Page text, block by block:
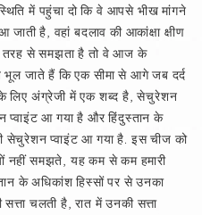
में पहुंचा दो कि वे आपसे भीख मांगने
है, वहां बदलाव की आकांक्षा क्षीण
तरह से समझता है तो वे आज के
भूल जाते हैं कि एक सीमा से आगे जब दर्द
लिए अंग्रेजी में एक शब्द है, सेचुरेशन
आ गया है और हिंदुस्तान के
सेचुरेशन प्वाइंट आ गया है. इस चीज को
नहीं समझते, यह कम से कम हमारी
के अधिकांश हिस्सों पर से उनका
चलती है, रात में उनकी सत्ता